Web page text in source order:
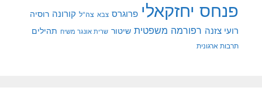
פנחס יחזקאלי פרוגרס צבא צה"ל קורונה רוסיה
רועי צזנה רפורמה משפטית שיטור שרית אונגר משיח תהילים
תרבות ארגונית